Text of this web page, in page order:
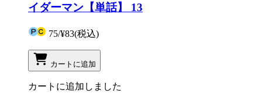
イダーマン【単話】 13
75/¥83(税込)
カートに追加
カートに追加しました